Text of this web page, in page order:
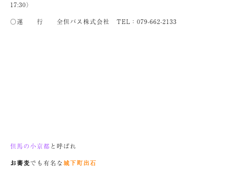
17:30）
○運 行 全但バス株式会社 TEL：079-662-2133
但馬の小京都 と呼ばれ
お蕎麦でも有名な城下町出石